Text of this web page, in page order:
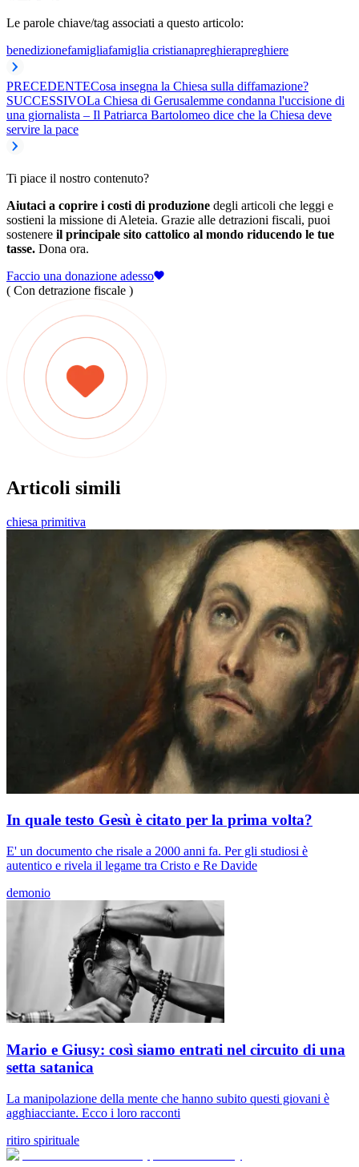
Le parole chiave/tag associati a questo articolo:
benedizionefamigliafamiglia cristianapreghierapreghiere
PRECEDENTECosa insegna la Chiesa sulla diffamazione?
SUCCESSIVOLa Chiesa di Gerusalemme condanna l'uccisione di
una giornalista – Il Patriarca Bartolomeo dice che la Chiesa deve
servire la pace
Ti piace il nostro contenuto?
Aiutaci a coprire i costi di produzione degli articoli che leggi e
sostieni la missione di Aleteia. Grazie alle detrazioni fiscali, puoi
sostenere il principale sito cattolico al mondo riducendo le tue
tasse. Dona ora.
Faccio una donazione adesso
( Con detrazione fiscale )
Articoli simili
chiesa primitiva
In quale testo Gesù è citato per la prima volta?
E' un documento che risale a 2000 anni fa. Per gli studiosi è
autentico e rivela il legame tra Cristo e Re Davide
demonio
Mario e Giusy: così siamo entrati nel circuito di una
setta satanica
La manipolazione della mente che hanno subito questi giovani è
agghiacciante. Ecco i loro racconti
ritiro spirituale